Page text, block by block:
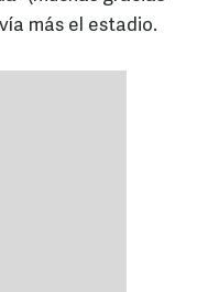
más el estadio.